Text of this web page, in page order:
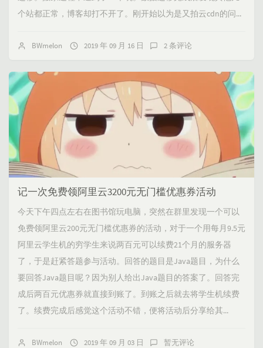
个站都正常，博客却打不开了。刚开始以为是又拍云cdn的问...
BWmelon 2019 年 09 月 16 日 2 条评论
记一次免费领阿里云3200元无门槛优惠券活动
今天下午四点左右在图书馆玩电脑，突然在群里发现一个可以
免费领阿里云200元无门槛优惠券的活动，对于一个用每月9.5元
阿里云学生机的穷学生来说两百元可以续费21个月的服务器
了，于是赶紧答题参与活动。回答的题目是Java题目，为什么
要回答Java题目呢？因为别人给出Java题目的答案了。回答完
成后两百元优惠券就直接到账了。到账之后就去将学生机续费
了。续费完成后感觉这个活动不错，便将活动后分享给其...
BWmelon 2019 年 09 月 03 日 暂无评论